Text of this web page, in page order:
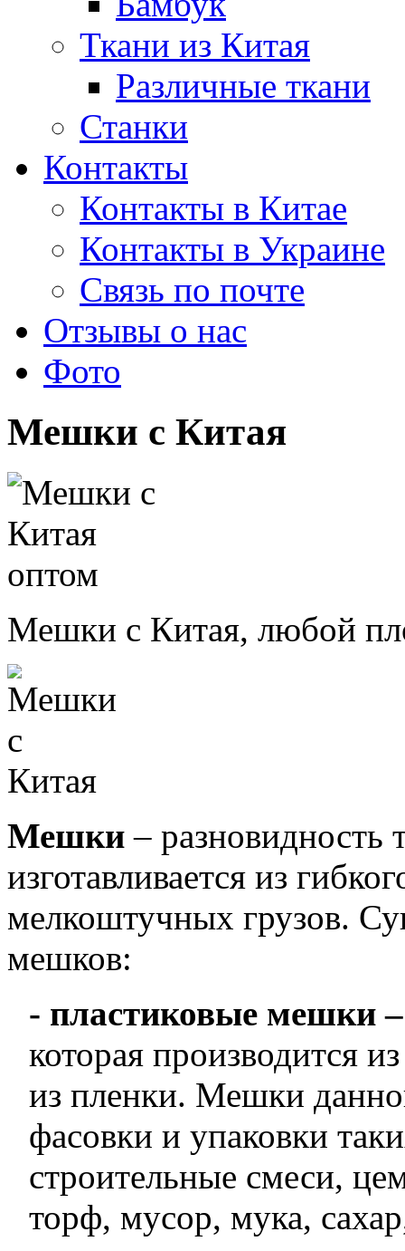
Ткани из Китая
Различные ткани
Станки
Контакты
Контакты в Китае
Контакты в Украине
Связь по почте
Отзывы о нас
Фото
Мешки с Китая
Мешки с Китая, любой
Мешки– разновидность
изготавливается из
мелкоштучных грузов.
мешков:
- пластиковые мешки
которая производится
из пленки. Мешки
фасовки и упаковки
строительные смеси,
торф, мусор, мука,